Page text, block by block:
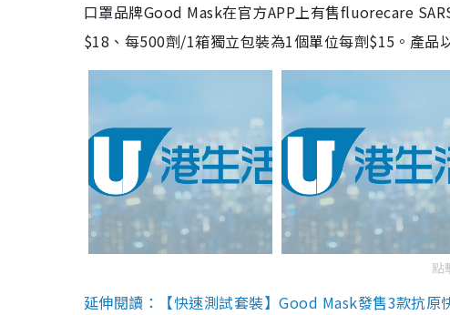
口罩品牌Good Mask在官方APP上有售fluorecare
$18、每500劑/1箱獨立包裝為1個單位每劑$15。產品
點
延伸閱讀：【快速測試套裝】Good Mask發售3款抗